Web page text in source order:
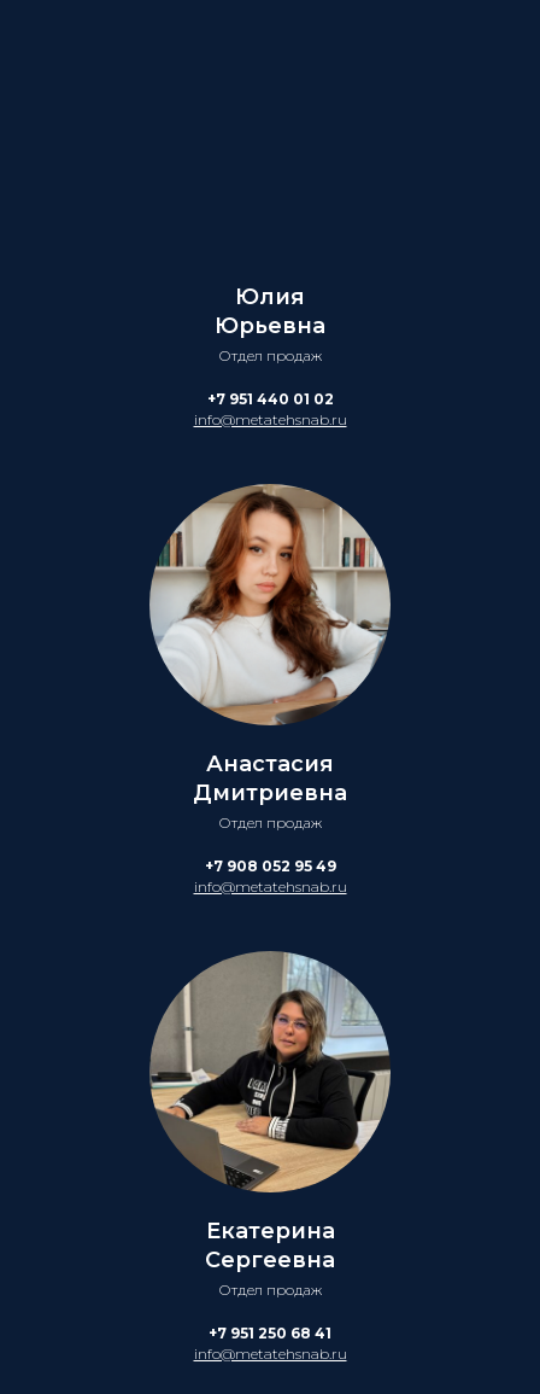
Юлия
Юрьевна
Отдел продаж
+7 951 440 01 02
info@metatehsnab.ru
Анастасия
Дмитриевна
Отдел продаж
+7 908 052 95 49
info@metatehsnab.ru
Екатерина
Сергеевна
Отдел продаж
+7 951 250 68 41
info@metatehsnab.ru